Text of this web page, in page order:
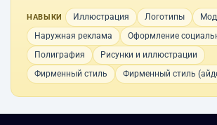
НАВЫКИ Иллюстрация Логотипы
Наружная реклама
Оформление
Полиграфия
Рисунки и иллюстрации
Фирменный стиль
Фирменный стиль